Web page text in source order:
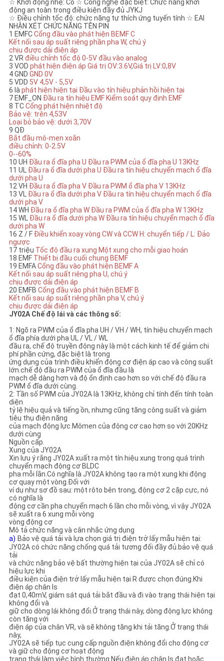
☆ Khởi động nhẹ: Có ☆ Công nghệ đặc biệt: Chức năng khởi
động an toàn trong điều kiện đầy đủ JYKJ
☆ Điều chỉnh tốc độ: chức năng tự thích ứng tuyến tính ☆ EAI
NHẬN XÉT CHỨC NĂNG TÊN PIN
1 EMFCCổng đầu vào phát hiện BEMF C
Kết nối sau áp suất riêng phần pha W, chú ý
chịu được dải điện áp
2 VRđiều chỉnh tốc độ 0-5Vđầu vào analog
3 VOD phát hiện điện áp Giá trị OV:3.6V,Giá trị LV:0,8V
4 GND GND 0V
5 VDD 5V 4,5V - 5,5V
6 làphát hiện hiện tại Đầu vào tín hiệu phản hồi hiện tại
7 EMF_ON Đầu ra tín hiệu EMF Kiểm soát quy định EMF
8 TCCổng phát hiện nhiệt độ
Bảo vệ: trên 4,53V
Loại bỏ bảo vệ: dưới 3,70V
9 QĐ
Bắt đầu mô-men xoắn
điều chỉnh: 0-2.5V
0--60%
10 UH Đầu ra ổ đĩa pha U Đầu ra PWM của ổ đĩa pha U 13KHz
11 UL Đầu ra ổ đĩa dưới pha U Đầu ra tín hiệu chuyển mạch ổ đĩa
dưới pha U
12 VH Đầu ra ổ đĩa pha V Đầu ra PWM ổ đĩa pha V 13KHz
13 VL Đầu ra ổ đĩa dưới pha V Đầu ra tín hiệu chuyển mạch ổ đĩa
dưới pha V
14 WH Đầu ra ổ đĩa pha W Đầu ra PWM của ổ đĩa pha W 13KHz
15 WL Đầu ra ổ đĩa dưới pha W Đầu ra tín hiệu chuyển mạch ổ đĩa
dưới pha W
16 Z / F Điều khiển xoay vòng CW và CCW H: chuyển tiếp / L: Đảo
ngược
17 triệu Tốc độ đầu ra xung Một xung cho mỗi giao hoán
18 EMF Thiết bị đầu cuối chung BEMF
19 EMFACổng đầu vào phát hiện BEMF A
Kết nối sau áp suất riêng pha U, chú ý
chịu được dải điện áp
20 EMFB Cổng đầu vào phát hiện BEMF B
Kết nối sau áp suất riêng phần pha V, chú ý
chịu được dải điện áp
JY02A Chế độ lái và các thông số:
1: Ngõ ra PWM của ổ đĩa pha UH / VH / WH, tín hiệu chuyển mạch
ổ đĩa phía dưới pha UL / VL / WL
đầu ra, chế độ truyền động này là một cách kinh tế để giảm chi
phí phần cứng, đặc biệt là trong
ứng dụng của trình điều khiển động cơ điện áp cao và công suất
lớn.chế độ đầu ra PWM của ổ đĩa đầu là
mạch dễ dàng hơn và độ ổn định cao hơn so với chế độ đầu ra
PWM ổ đĩa dưới cùng.
2: Tần số PWM của JY02A là 13KHz, không chỉ tính đến tính toàn
diện
tỷ lệ hiệu quả và tiếng ồn, nhưng cũng tăng công suất và giảm
tiêu thụ điện năng
của mạch động lực.Mômen của động cơ cao hơn so với 20KHz
dưới cùng
Nguồn cấp.
Xung của JY02A
Xin lưu ý rằng JY02A xuất ra một tín hiệu xung trong quá trình
chuyển mạch động cơ BLDC
pha mỗi lần.Có nghĩa là JY02A không tạo ra một xung khi động
cơ quay một vòng.Đối với
ví dụ như sơ đồ sau: một rôto bên trong, động cơ 2 cặp cực, nó
có nghĩa là
động cơ cần pha chuyển mạch 6 lần cho mỗi vòng, vì vậy JY02A
sẽ xuất ra 6 xung mỗi vòng
vòng động cơ
Mô tả chức năng và cân nhắc ứng dụng
a) Bảo vệ quá tải và lựa chọn giá trị điện trở lấy mẫu hiện tại:
JY02A có chức năng chống quá tải tương đối đầy đủ.bảo vệ quá
tải
và chức năng bảo vệ bất thường hiện tại của JY02A sẽ chỉ có
hiệu lực khi
điều kiện của điện trở lấy mẫu hiện tại R được chọn đúng.Khi
điện áp chân Is
đạt 0,40mV, giám sát quá tải bắt đầu và đi vào trạng thái hiện tại
không đổi và
giữ cho dòng lái không đổi.Ở trạng thái này, dòng động lực không
còn tăng với
điện áp của chân VR, và sẽ không tăng khi tải tăng.Ở trạng thái
này,
JY02A sẽ tiếp tục cung cấp nguồn điện không đổi cho động cơ
và giữ cho động cơ hoạt động
trạng thái làm việc bình thường.Nếu điện áp chân Is đạt hoặc